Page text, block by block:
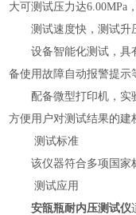
大可测试压力达6.00MPa
测试速度快，测试升
设备智能化测试，具
备使用故障自动报警提示
配备微型打印机，实
方便用户对测试结果的建
测试标准
该仪器符合多项国家
测试应用
安瓿瓶耐内压测试仪